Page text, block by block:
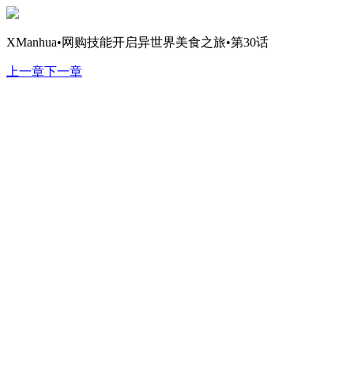
XManhua•网购技能开启异世界美食之旅•第30话
上一章下一章